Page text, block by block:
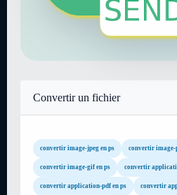
Convertir un fichier
convertir image-jpeg en ps convertir image-
convertir image-gif en ps convertir
convertir application-pdf en ps convertir